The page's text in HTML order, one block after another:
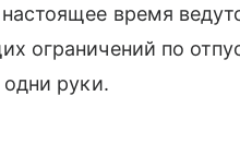
время
ограничений по
руки.